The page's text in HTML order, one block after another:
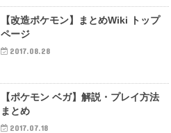
【改造ポケモン】まとめWiki トップ
ページ
2017.08.28
【ポケモン ベガ】解説・プレイ方法
まとめ
2017.07.18